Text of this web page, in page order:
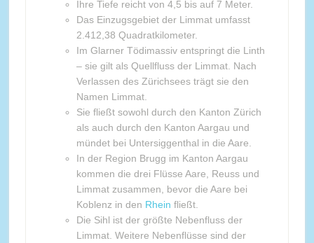
Ihre Tiefe reicht von 4,5 bis auf 7 Meter.
Das Einzugsgebiet der Limmat umfasst
2.412,38 Quadratkilometer.
Im Glarner Tödimassiv entspringt die Linth
– sie gilt als Quellfluss der Limmat. Nach
Verlassen des Zürichsees trägt sie den
Namen Limmat.
Sie fließt sowohl durch den Kanton Zürich
als auch durch den Kanton Aargau und
mündet bei Untersiggenthal in die Aare.
In der Region Brugg im Kanton Aargau
kommen die drei Flüsse Aare, Reuss und
Limmat zusammen, bevor die Aare bei
Koblenz in den Rhein fließt.
Die Sihl ist der größte Nebenfluss der
Limmat. Weitere Nebenflüsse sind der